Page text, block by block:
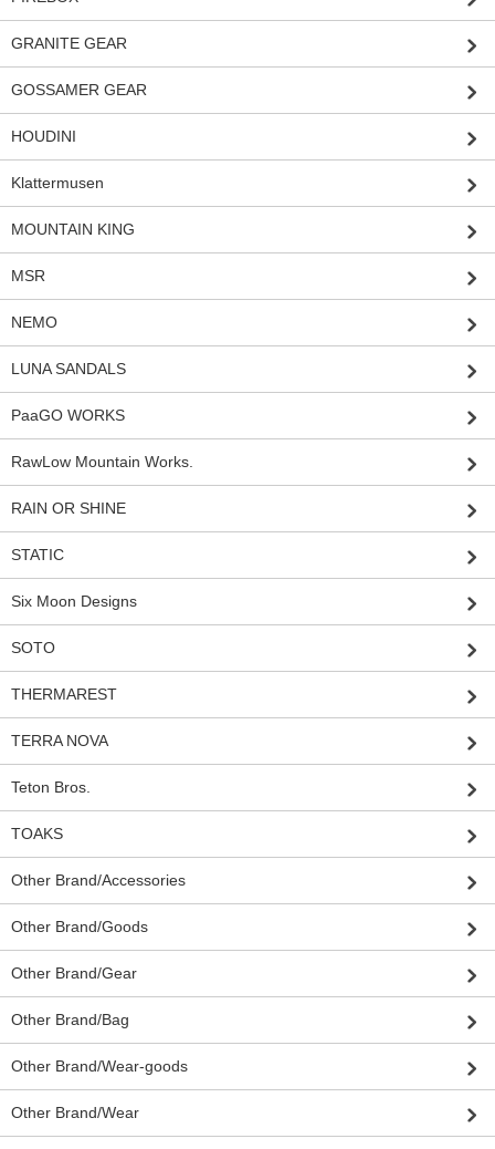
GRANITE GEAR
GOSSAMER GEAR
HOUDINI
Klattermusen
MOUNTAIN KING
MSR
NEMO
LUNA SANDALS
PaaGO WORKS
RawLow Mountain Works.
RAIN OR SHINE
STATIC
Six Moon Designs
SOTO
THERMAREST
TERRA NOVA
Teton Bros.
TOAKS
Other Brand/Accessories
Other Brand/Goods
Other Brand/Gear
Other Brand/Bag
Other Brand/Wear-goods
Other Brand/Wear